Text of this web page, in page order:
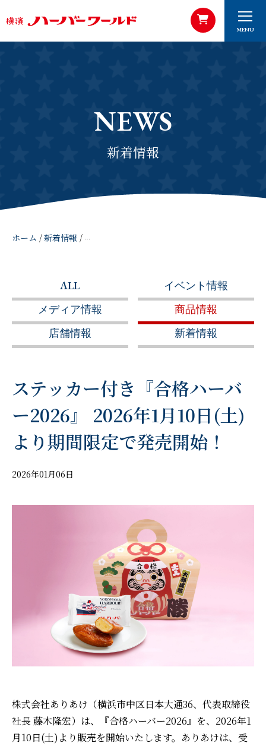
MENU
NEWS
新着情報
ホーム /新着情報 / ステッカー付き『合格ハーバー2026』 2026年
ALL
イベント情報
メディア情報
商品情報
店舗情報
新着情報
ステッカー付き『合格ハーバ
ー2026』 2026年1月10日(土)
より期間限定で発売開始！
2026年01月06日
株式会社ありあけ（横浜市中区日本大通36、代表取締役
社長 藤木隆宏）は、『合格ハーバー2026』を、2026年1
月10日(土)より販売を開始いたします。ありあけは、受